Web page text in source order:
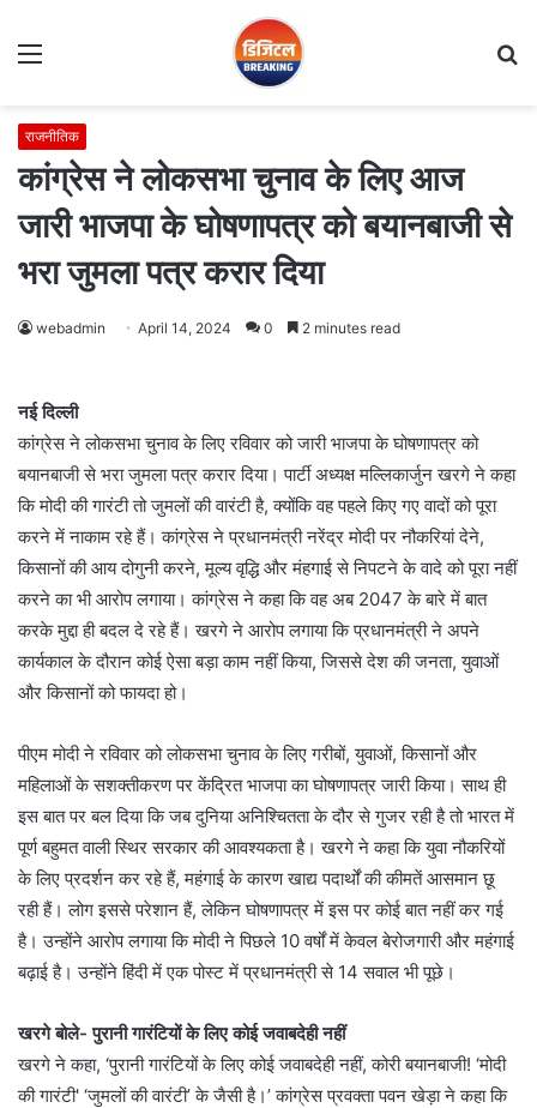
Menu
राजनीतिक
कांग्रेस ने लोकसभा चुनाव के लिए आज
जारी भाजपा के घोषणापत्र को बयानबाजी से
भरा जुमला पत्र करार दिया
webadmin April 14, 2024 0 2 minutes read
नई दिल्ली
कांग्रेस ने लोकसभा चुनाव के लिए रविवार को जारी भाजपा के घोषणापत्र को
बयानबाजी से भरा जुमला पत्र करार दिया। पार्टी अध्यक्ष मल्लिकार्जुन खरगे ने कहा
कि मोदी की गारंटी तो जुमलों की वारंटी है, क्योंकि वह पहले किए गए वादों को पूरा
करने में नाकाम रहे हैं। कांग्रेस ने प्रधानमंत्री नरेंद्र मोदी पर नौकरियां देने,
किसानों की आय दोगुनी करने, मूल्य वृद्धि और मंहगाई से निपटने के वादे को पूरा नहीं
करने का भी आरोप लगाया। कांग्रेस ने कहा कि वह अब 2047 के बारे में बात
करके मुद्दा ही बदल दे रहे हैं। खरगे ने आरोप लगाया कि प्रधानमंत्री ने अपने
कार्यकाल के दौरान कोई ऐसा बड़ा काम नहीं किया, जिससे देश की जनता, युवाओं
और किसानों को फायदा हो।
पीएम मोदी ने रविवार को लोकसभा चुनाव के लिए गरीबों, युवाओं, किसानों और
महिलाओं के सशक्तीकरण पर केंद्रित भाजपा का घोषणापत्र जारी किया। साथ ही
इस बात पर बल दिया कि जब दुनिया अनिश्चितता के दौर से गुजर रही है तो भारत में
पूर्ण बहुमत वाली स्थिर सरकार की आवश्यकता है। खरगे ने कहा कि युवा नौकरियों
के लिए प्रदर्शन कर रहे हैं, महंगाई के कारण खाद्य पदार्थों की कीमतें आसमान छू
रही हैं। लोग इससे परेशान हैं, लेकिन घोषणापत्र में इस पर कोई बात नहीं कर गई
है। उन्होंने आरोप लगाया कि मोदी ने पिछले 10 वर्षों में केवल बेरोजगारी और महंगाई
बढ़ाई है। उन्होंने हिंदी में एक पोस्ट में प्रधानमंत्री से 14 सवाल भी पूछे।
खरगे बोले- पुरानी गारंटियों के लिए कोई जवाबदेही नहीं
खरगे ने कहा, ‘पुरानी गारंटियों के लिए कोई जवाबदेही नहीं, कोरी बयानबाजी! ‘मोदी
की गारंटी' ‘जुमलों की वारंटी’ के जैसी है।’ कांग्रेस प्रवक्ता पवन खेड़ा ने कहा कि